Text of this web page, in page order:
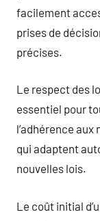
facilement
prises de
précises.
Le respect des
essentiel pour
l’adhérence
qui adaptent
nouvelles lois.
Le coût initial